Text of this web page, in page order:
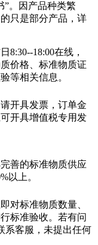
”。因产品种类繁
只是部分产品，详
8:30--18:00在线，
价格、标准物质证
等相关信息。
开具发票，订单金
开具增值税专用发
善的标准物质供应
以上。
对标准物质数量、
标准验收。若有问
系客服，未提出任何